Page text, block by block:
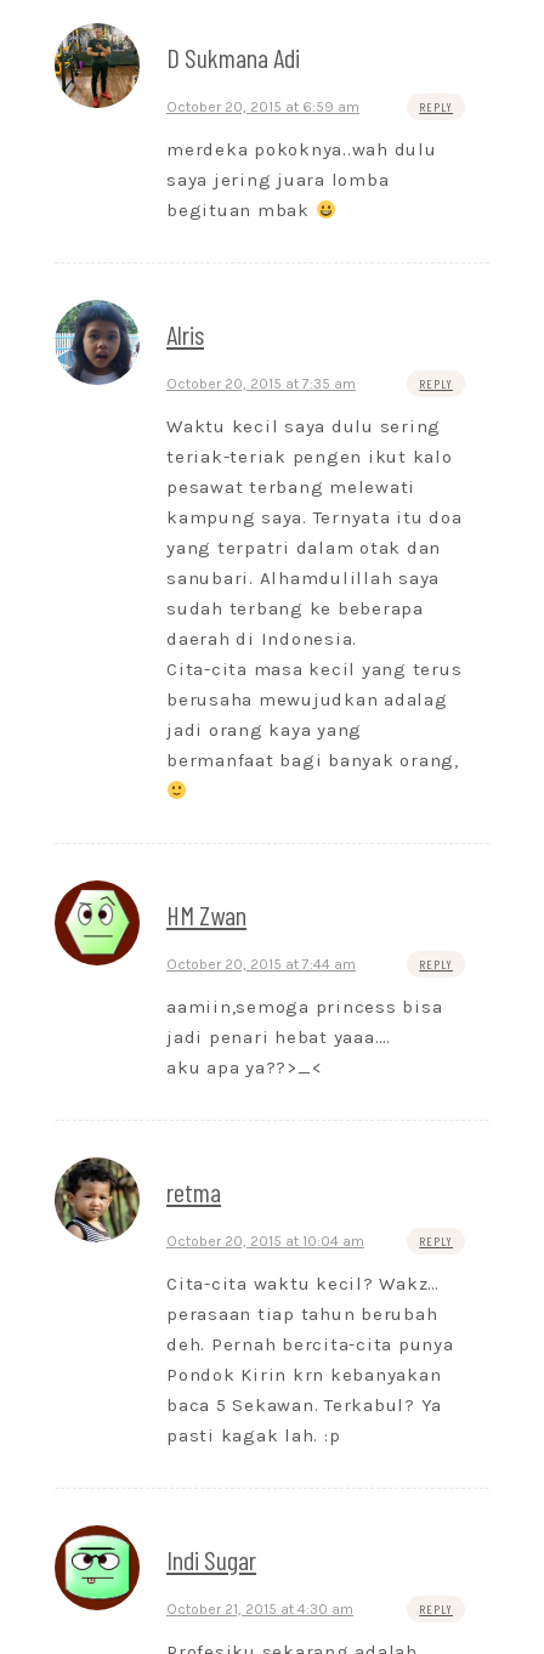
D Sukmana Adi
October 20, 2015 at 6:59 am REPLY
merdeka pokoknya..wah dulu
saya jering juara lomba
begituan mbak
Alris
October 20, 2015 at 7:35 am REPLY
Waktu kecil saya dulu sering
teriak-teriak pengen ikut kalo
pesawat terbang melewati
kampung saya. Ternyata itu doa
yang terpatri dalam otak dan
sanubari. Alhamdulillah saya
sudah terbang ke beberapa
daerah di Indonesia.
Cita-cita masa kecil yang terus
berusaha mewujudkan adalag
jadi orang kaya yang
bermanfaat bagi banyak orang,
HM Zwan
October 20, 2015 at 7:44 am REPLY
aamiin,semoga princess bisa
jadi penari hebat yaaa….
aku apa ya??>_<
retma
October 20, 2015 at 10:04 am REPLY
Cita-cita waktu kecil? Wakz…
perasaan tiap tahun berubah
deh. Pernah bercita-cita punya
Pondok Kirin krn kebanyakan
baca 5 Sekawan. Terkabul? Ya
pasti kagak lah. :p
Indi Sugar
October 21, 2015 at 4:30 am REPLY